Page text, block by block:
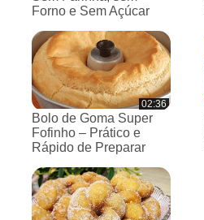
Forno e Sem Açúcar
02:36
Bolo de Goma Super
Fofinho – Prático e
Rápido de Preparar